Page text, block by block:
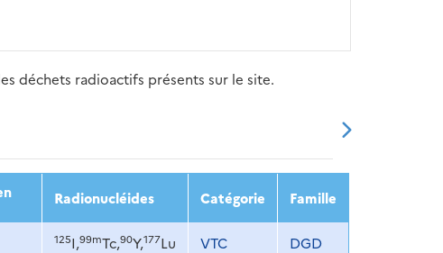
déchets radioactifs présents sur le site.
2021 2022 2023
Radionucléides Catégorie Famille
125I,99mTc,90Y,177Lu VTC DGD